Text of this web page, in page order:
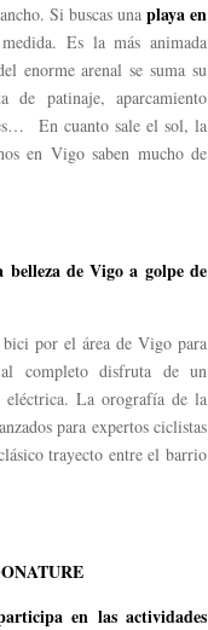
Si buscas una playa en
Es la más animada
enorme arenal se suma su
de patinaje, aparcamiento
En cuanto sale el sol, la
en Vigo saben mucho de
de Vigo a golpe de
bici por el área de Vigo para
completo disfruta de un
eléctrica. La orografía de la
para expertos ciclistas
trayecto entre el barrio
en las actividades